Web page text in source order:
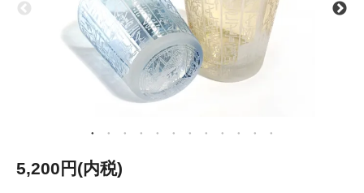
5,200円(内税)